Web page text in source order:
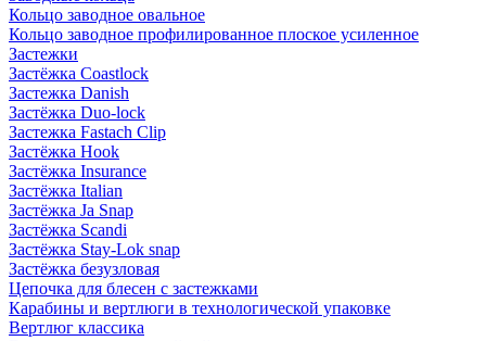
Кольцо заводное овальное
Кольцо заводное профилированное плоское усиленное
Застежки
Застёжка Coastlock
Застежка Danish
Застёжка Duo-lock
Застежка Fastach Clip
Застёжка Hook
Застёжка Insurance
Застёжка Italian
Застёжка Ja Snap
Застёжка Scandi
Застёжка Stay-Lok snap
Застёжка безузловая
Цепочка для блесен с застежками
Карабины и вертлюги в технологической упаковке
Вертлюг классика